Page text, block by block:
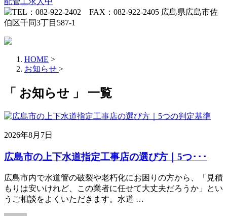
HOME >
お知らせ >
「 お知らせ 」 一覧
2026年8月7日
広島市の上下水道指定工事店の選び方｜5つ･･･
広島市内で水道管の破裂や老朽化にお困りの方から、「見積
もりは安いけれど、この業者に任せて大丈夫だろうか」とい
うご相談をよくいただきます。水道 …